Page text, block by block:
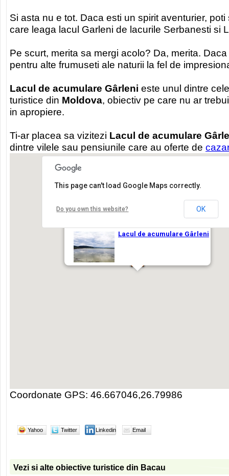
Si asta nu e tot. Daca esti un spirit aventurier,
care leaga lacul Garleni de lacurile Serbanesti si
Pe scurt, merita sa mergi acolo? Da, merita.
pentru alte frumuseti ale naturii la fel de
Lacul de acumulare Gârleni este unul dintre
turistice din Moldova, obiectiv pe care nu ar
in apropiere.
Ti-ar placea sa vizitezi Lacul de acumulare
dintre vilele sau pensiunile care au oferte de
Coordonate GPS: 46.667046,26.79986
Yahoo Twitter Linkedin Email
Vezi si alte obiective turistice din Bacau